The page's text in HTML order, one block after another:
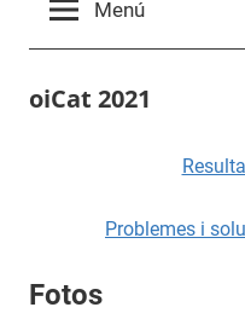
Menú
oiCat 2021
Problemes i
Fotos